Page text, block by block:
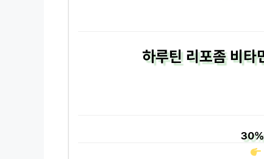
하루틴 리포좀 비
30%